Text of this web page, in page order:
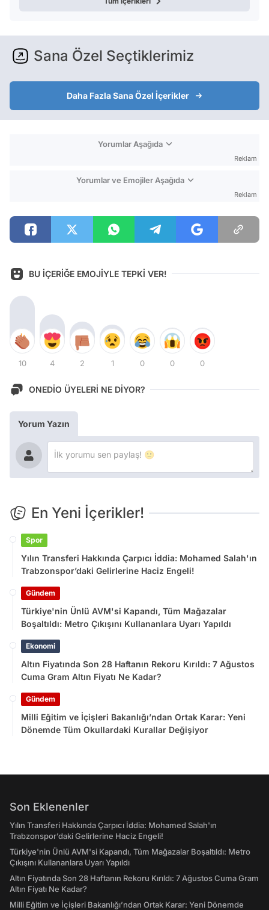
Sana Özel Seçtiklerimiz
Daha Fazla Sana Özel İçerikler
Yorumlar Aşağıda
Reklam
Yorumlar ve Emojiler Aşağıda
Reklam
BU İÇERİĞE EMOJİYLE TEPKİ VER!
10 4 2 1 0 0 0
ONEDİO ÜYELERİ NE DİYOR?
Yorum Yazın
En Yeni İçerikler!
Spor
Yılın Transferi Hakkında Çarpıcı İddia: Mohamed Salah'ın
Trabzonspor’daki Gelirlerine Haciz Engeli!
Gündem
Türkiye'nin Ünlü AVM'si Kapandı, Tüm Mağazalar
Boşaltıldı: Metro Çıkışını Kullananlara Uyarı Yapıldı
Ekonomi
Altın Fiyatında Son 28 Haftanın Rekoru Kırıldı: 7 Ağustos
Cuma Gram Altın Fiyatı Ne Kadar?
Gündem
Milli Eğitim ve İçişleri Bakanlığı’ndan Ortak Karar: Yeni
Dönemde Tüm Okullardaki Kurallar Değişiyor
Son Eklenenler
Yılın Transferi Hakkında Çarpıcı İddia: Mohamed Salah'ın
Trabzonspor’daki Gelirlerine Haciz Engeli!
Türkiye'nin Ünlü AVM'si Kapandı, Tüm Mağazalar Boşaltıldı: Metro
Çıkışını Kullananlara Uyarı Yapıldı
Altın Fiyatında Son 28 Haftanın Rekoru Kırıldı: 7 Ağustos Cuma Gram
Altın Fiyatı Ne Kadar?
Milli Eğitim ve İçişleri Bakanlığı’ndan Ortak Karar: Yeni Dönemde